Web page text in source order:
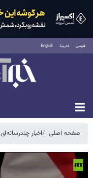
فارسی العربية English
پنجشنبه ۱۵ مرداد ۱۴۰۵
صفحه اصلی اخبار چندرسانه‌ای